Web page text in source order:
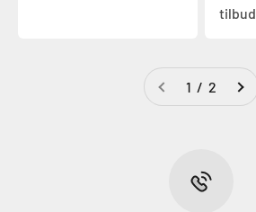
tilbud
1 / 2